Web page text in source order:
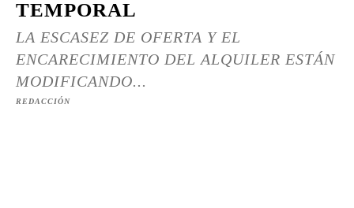
TEMPORAL
LA ESCASEZ DE OFERTA Y EL
ENCARECIMIENTO DEL ALQUILER ESTÁN
MODIFICANDO...
REDACCIÓN